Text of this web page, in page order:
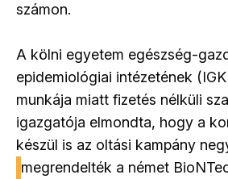
számon.
A kölni egyetem egészség-
epidemiológiai intézetének
munkája miatt fizetés nélküli
igazgatója elmondta, hogy a
készül is az oltási kampány
megrendelték a német